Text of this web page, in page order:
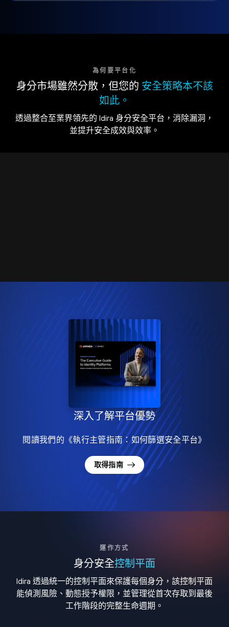
為何要平台化
身分市場雖然分散，但您的 安全策略本不該
如此。
透過整合至業界領先的 Idira 身分安全平台，消除漏洞，
並提升安全成效與效率。
深入了解平台優勢
閱讀我們的《執行主管指南：如何篩選安全平台》
取得指南
運作方式
身分安全控制平面
Idira 透過統一的控制平面來保護每個身分，該控制平面
能偵測風險、動態授予權限，並管理從首次存取到最後
工作階段的完整生命週期。